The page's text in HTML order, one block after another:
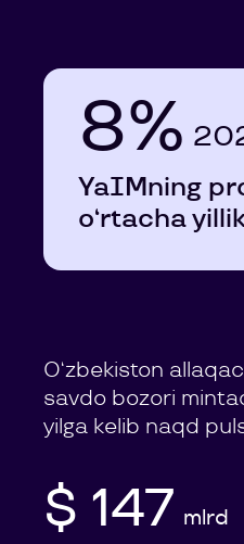
8%
YaIMning
o‘rtacha
O‘zbekiston
savdo bozori
yilga kelib naqd
$ 147 mlrd